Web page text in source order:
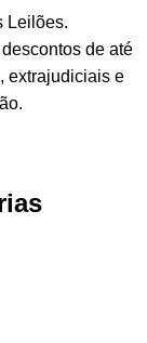
Leilões.
de até
extrajudiciais e